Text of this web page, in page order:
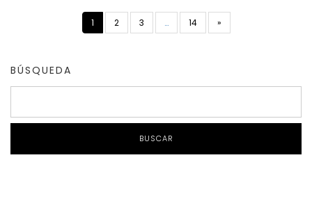
1 2 3 … 14 »
BÚSQUEDA
BUSCAR